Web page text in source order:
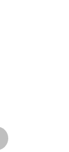
Další
produkt